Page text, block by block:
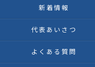
新着情報
代表あいさつ
よくある質問